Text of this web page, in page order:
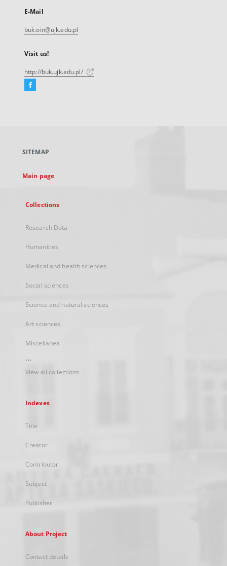
E-Mail
buk.oin@ujk.edu.pl
Visit us!
http://buk.ujk.edu.pl/
Facebook
new
SITEMAP
Main page
Collections
Research Data
Humanities
Medical and health sciences
Social sciences
Science and natural sciences
Art sciences
Miscellanea
...
View all collections
Indexes
Title
Creator
Contributor
Subject
Publisher
About Project
Contact details